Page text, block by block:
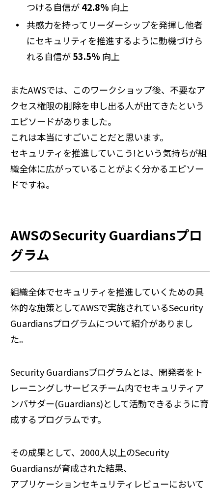
つける自信が42.8% 向上
共感力を持ってリーダーシップを発揮し他者
にセキュリティを推進するように動機づけら
れる自信が53.5% 向上
またAWSでは、このワークショップ後、不要なア
クセス権限の削除を申し出る人が出てきたという
エピソードがありました。
これは本当にすごいことだと思います。
セキュリティを推進していこう!という気持ちが組
織全体に広がっていることがよく分かるエピソー
ドですね。
AWSのSecurity Guardiansプロ
グラム
組織全体でセキュリティを推進していくための具
体的な施策としてAWSで実施されているSecurity
Guardiansプログラムについて紹介がありまし
た。
Security Guardiansプログラムとは、開発者をト
レーニングしサービスチーム内でセキュリティア
ンバサダー(Guardians)として活動できるように育
成するプログラムです。
その成果として、2000人以上のSecurity
Guardiansが育成された結果、
アプリケーションセキュリティレビューにおいて